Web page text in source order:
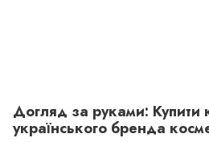
Догляд за руками: Купити
українського бренда